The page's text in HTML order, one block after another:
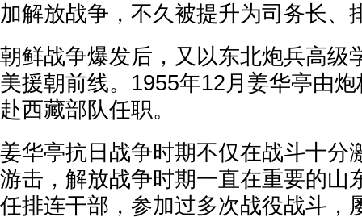
加解放战争，不久被提升为司务长、
朝鲜战争爆发后，又以东北炮兵高级
美援朝前线。1955年12月姜华亭由
赴西藏部队任职。
姜华亭抗日战争时期不仅在战斗十分
游击，解放战争时期一直在重要的山
任排连干部，参加过多次战役战斗，